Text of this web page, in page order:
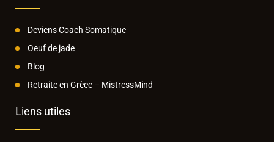
Deviens Coach Somatique
Oeuf de jade
Blog
Retraite en Grèce – MistressMind
Liens utiles